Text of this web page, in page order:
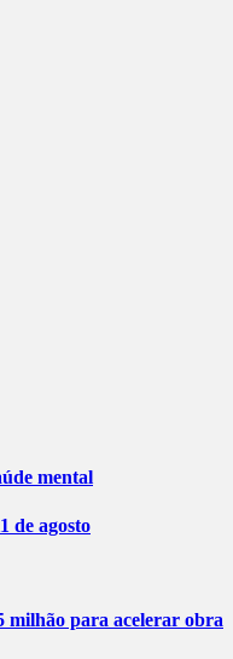
mental
de agosto
milhão para acelerar obra